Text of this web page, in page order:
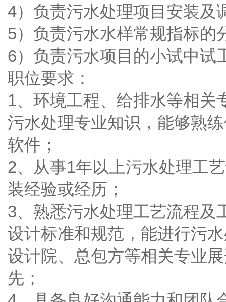
4）负责污水处理项目安装及
5）负责污水水样常规指标的
6）负责污水项目的小试中试
职位要求：
1、环境工程、给排水等相关
污水处理专业知识，能够熟
软件；
2、从事1年以上污水处理工
装经验或经历；
3、熟悉污水处理工艺流程及
设计标准和规范，能进行污
设计院、总包方等相关专业
先；